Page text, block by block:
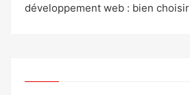
développement web : bien choisir